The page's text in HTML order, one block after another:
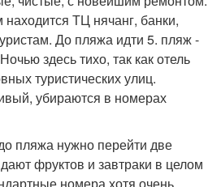
ТЦ нячанг, банки,
До пляжа идти 5. пляж -
здесь тихо, так как отель
туристических улиц.
убираются в номерах
пляжа нужно перейти две
фруктов и завтраки в целом